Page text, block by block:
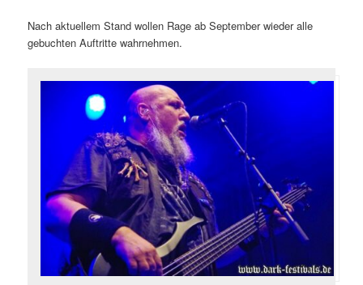
Nach aktuellem Stand wollen Rage ab September wieder alle
gebuchten Auftritte wahrnehmen.